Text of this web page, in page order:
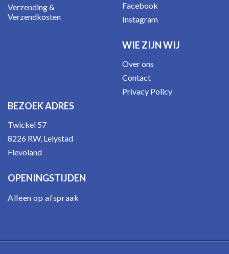
Verzending &
Verzendkosten
Facebook
Instagram
WIE ZIJN WIJ
Over ons
Contact
Privacy Policy
BEZOEK ADRES
Twickel 57
8226 RW, Lelystad
Flevoland
OPENINGSTIJDEN
Alleen op afspraak